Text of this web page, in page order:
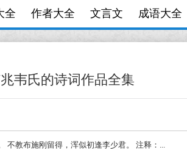
全 作者大全 文言文 成语大全
韦氏的诗词作品全集
不教布施刚留得，浑似初逢李少君。 注释：...